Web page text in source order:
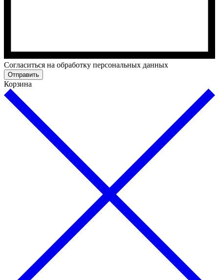
Cогласиться на обработку персональных данных
Отправить
Корзина